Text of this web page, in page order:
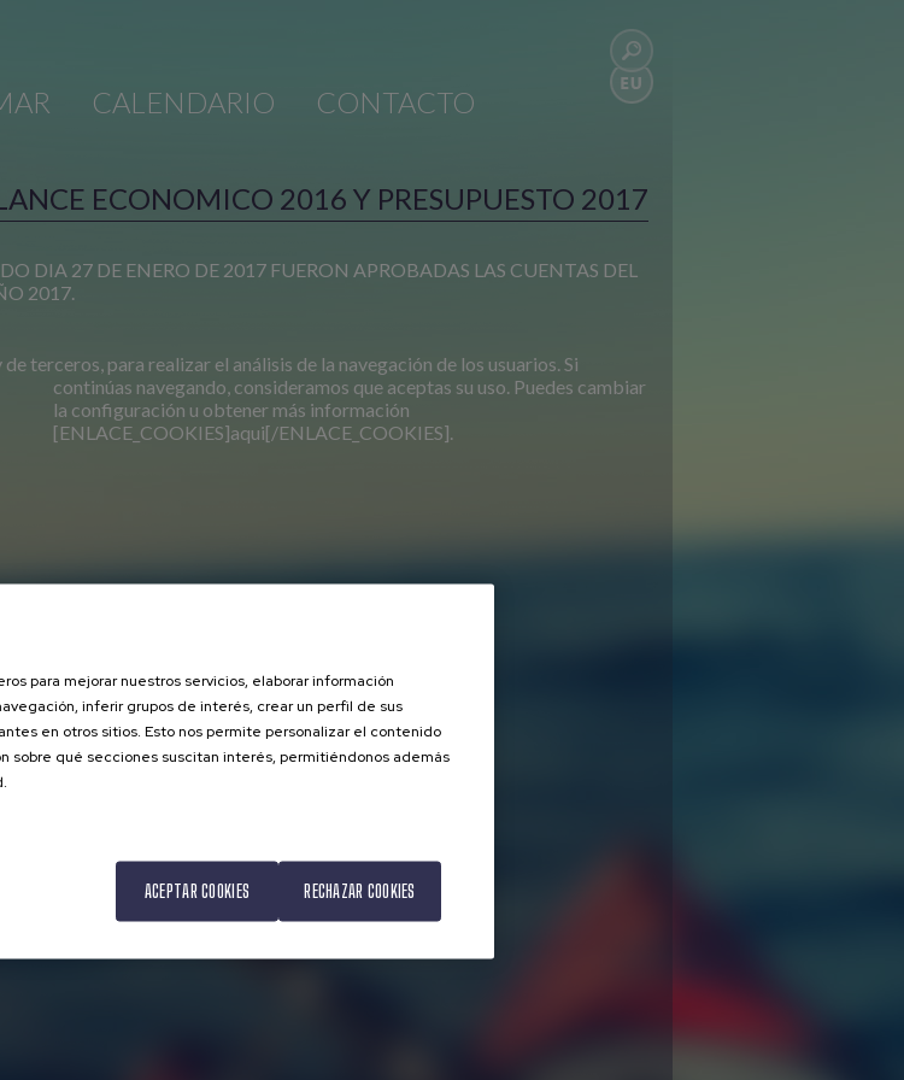
CALENDARIO CONTACTO
ECONOMICO 2016 Y PRESUPUESTO 2017
DIA 27 DE ENERO DE 2017 FUERON APROBADAS LAS CUENTAS DEL
2017.
terceros, para realizar el análisis de la navegación de los usuarios. Si
continúas navegando, consideramos que aceptas su uso. Puedes cambiar
la configuración u obtener más información
[ENLACE_COOKIES]aqui[/ENLACE_COOKIES].
para mejorar nuestros servicios, elaborar información
inferir grupos de interés, crear un perfil de sus
en otros sitios. Esto nos permite personalizar el contenido
sobre qué secciones suscitan interés, permitiéndonos además
RECHAZAR COOKIES
ACEPTAR COOKIES